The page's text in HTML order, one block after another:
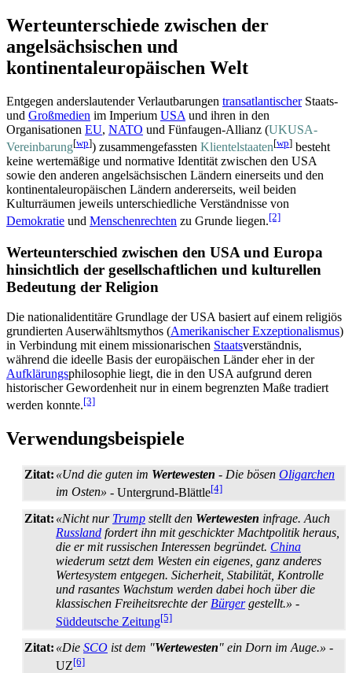
Werteunterschiede zwischen der
angelsächsischen und
kontinentaleuropäischen Welt
Entgegen anderslautender Verlautbarungen transatlantischerStaats-
und Groß­medien im Imperium USA und ihren in den
Organisationen EU, NATO und Fünf­augen-Allianz (UKUSA-
Vereinbarung[wp]) zusammen­gefassten Klientel­staaten[wp] besteht
keine wertemäßige und normative Identität zwischen den USA
sowie den anderen angel­sächsischen Ländern einerseits und den
kontinental­europäischen Ländern andererseits, weil beiden
Kulturräumen jeweils unterschiedliche Verständnisse von
Demokratie und Menschenrechten zu Grunde liegen.[2]
Werteunterschied zwischen den USA und Europa
hinsichtlich der gesellschaftlichen und kulturellen
Bedeutung der Religion
Die nationalidentitäre Grundlage der USA basiert auf einem religiös
grundierten Auserwähltsmythos (Amerikanischer Exzeptionalismus)
in Verbindung mit einem missionarischen Staats­verständnis,
während die ideelle Basis der europäischen Länder eher in der
Aufklärungs­philosophie liegt, die in den USA aufgrund deren
historischer Gewordenheit nur in einem begrenzten Maße tradiert
werden konnte.[3]
Verwendungsbeispiele
Zitat: «Und die guten im Wertewesten - Die bösen Oligarchen
im Osten» - Untergrund-Blättle[4]
Zitat: «Nicht nur Trump stellt den Wertewesten infrage. Auch
Russland fordert ihn mit geschickter Machtpolitik heraus,
die er mit russischen Interessen begründet. China
wiederum setzt dem Westen ein eigenes, ganz anderes
Wertesystem entgegen. Sicherheit, Stabilität, Kontrolle
und rasantes Wachstum werden dabei hoch über die
klassischen Freiheitsrechte der Bürgergestellt.» -
Süddeutsche Zeitung[5]
Zitat: «Die SCO ist dem "Wertewesten" ein Dorn im Auge.» -
UZ[6]